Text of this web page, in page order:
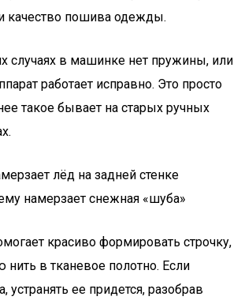
качество пошива одежды.
случаях в машинке нет пружины, или
работает исправно. Это просто
такое бывает на старых ручных
лёд на задней стенке
намерзает снежная «шуба»
красиво формировать строчку,
нить в тканевое полотно. Если
устранять ее придется, разобрав